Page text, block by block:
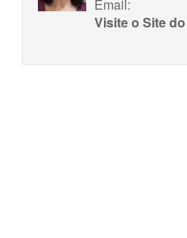
Email:
Visite o Site